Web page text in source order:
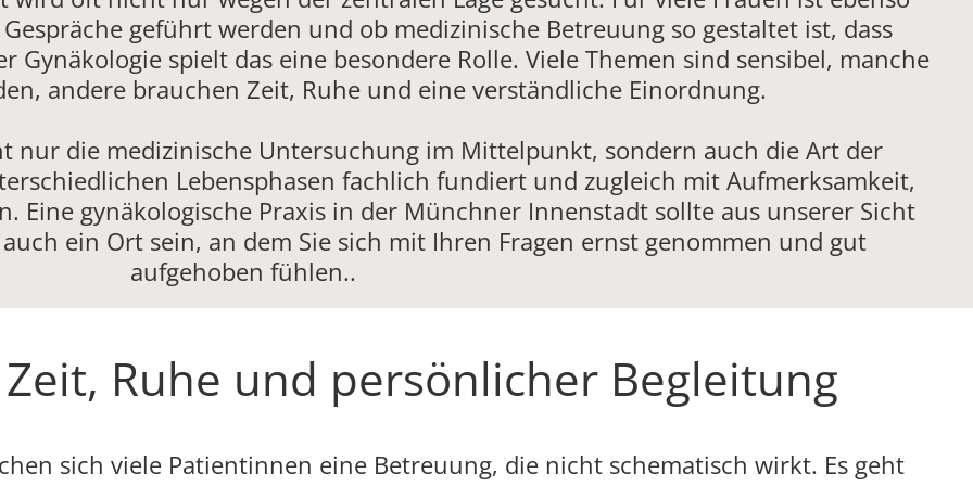
geführt werden und ob medizinische Betreuung so gestaltet ist, dass
spielt das eine besondere Rolle. Viele Themen sind sensibel, manche
andere brauchen Zeit, Ruhe und eine verständliche Einordnung.
nur die medizinische Untersuchung im Mittelpunkt, sondern auch die Art der
Lebensphasen fachlich fundiert und zugleich mit Aufmerksamkeit,
Eine gynäkologische Praxis in der Münchner Innenstadt sollte aus unserer Sicht
ein Ort sein, an dem Sie sich mit Ihren Fragen ernst genommen und gut
aufgehoben fühlen..
Ruhe und persönlicher Begleitung
sich viele Patientinnen eine Betreuung, die nicht schematisch wirkt. Es geht